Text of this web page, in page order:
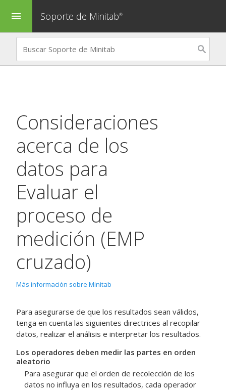
menu Soporte de Minitab®
Consideraciones
acerca de los
datos para
Evaluar el
proceso de
medición (EMP
cruzado)
Más información sobre Minitab
Para asegurarse de que los resultados sean válidos,
tenga en cuenta las siguientes directrices al recopilar
datos, realizar el análisis e interpretar los resultados.
Los operadores deben medir las partes en orden
aleatorio
Para asegurar que el orden de recolección de los
datos no influya en los resultados, cada operador